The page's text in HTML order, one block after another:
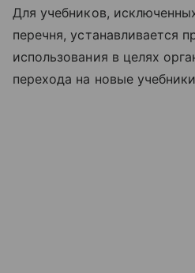
Для учебников,
перечня, устанавливается
использования в целях
перехода на новые